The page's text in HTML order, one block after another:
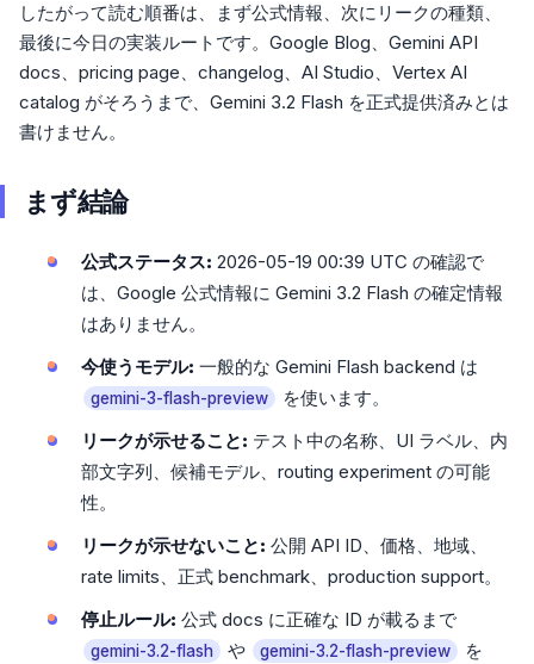
したがって読む順番は、まず公式情報、次にリークの種類、
最後に今日の実装ルートです。Google Blog、Gemini API
docs、pricing page、changelog、AI Studio、Vertex AI
catalog がそろうまで、Gemini 3.2 Flash を正式提供済みとは
書けません。
まず結論
公式ステータス: 2026-05-19 00:39 UTC の確認で
は、Google 公式情報に Gemini 3.2 Flash の確定情報
はありません。
今使うモデル: 一般的な Gemini Flash backend は
gemini-3-flash-preview
を使います。
リークが示せること: テスト中の名称、UI ラベル、内
部文字列、候補モデル、routing experiment の可能
性。
リークが示せないこと: 公開 API ID、価格、地域、
rate limits、正式 benchmark、production support。
停止ルール: 公式 docs に正確な ID が載るまで
gemini-3.2-flash や gemini-3.2-flash-preview
を